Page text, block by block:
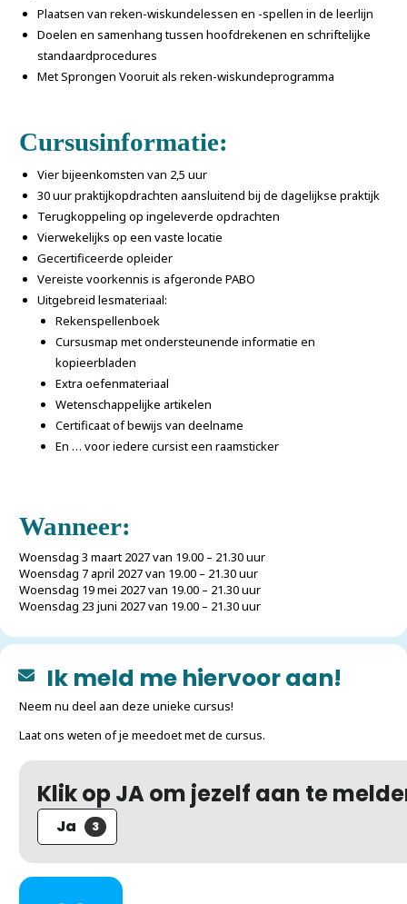
Plaatsen van reken-wiskundelessen en -spellen in de leerlijn
Doelen en samenhang tussen hoofdrekenen en schriftelijke
standaardprocedures
Met Sprongen Vooruit als reken-wiskundeprogramma
Cursusinformatie:
Vier bijeenkomsten van 2,5 uur
30 uur praktijkopdrachten aansluitend bij de dagelijkse praktijk
Terugkoppeling op ingeleverde opdrachten
Vierwekelijks op een vaste locatie
Gecertificeerde opleider
Vereiste voorkennis is afgeronde PABO
Uitgebreid lesmateriaal:
Rekenspellenboek
Cursusmap met ondersteunende informatie en
kopieerbladen
Extra oefenmateriaal
Wetenschappelijke artikelen
Certificaat of bewijs van deelname
En … voor iedere cursist een raamsticker
Wanneer:
Woensdag 3 maart 2027 van 19.00 – 21.30 uur
Woensdag 7 april 2027 van 19.00 – 21.30 uur
Woensdag 19 mei 2027 van 19.00 – 21.30 uur
Woensdag 23 juni 2027 van 19.00 – 21.30 uur
Ik meld me hiervoor aan!
Neem nu deel aan deze unieke cursus!
Laat ons weten of je meedoet met de cursus.
Klik op JA om jezelf aan te
Ja 3